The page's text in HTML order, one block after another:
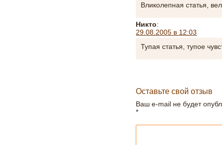
Вликолепная статья,
Никто:
29.08.2005 в 12:03
Тупая статья, тупое
Оставьте свой отзыв
Ваш e-mail не будет
*